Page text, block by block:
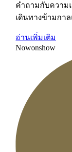
คำถามกับความ
เดินทางข้ามกา
อ่านเพิ่มเติม
Nowonshow